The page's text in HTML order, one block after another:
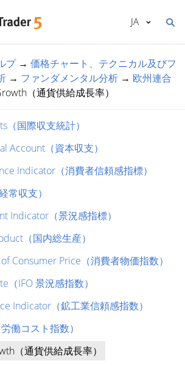
JA
プ→ 価格チャート、テクニカル及びフ
→ ファンダメンタル分析 → 欧州連合
（通貨供給成長率）
（国際収支統計）
Account（資本収支）
Indicator（消費者信頼感指標）
常収支）
Indicator（景況感指標）
（国内総生産）
Consumer Price（消費者物価指数）
（IFO 景況感指数）
Indicator（鉱工業信頼感指数）
働コスト指数）
（通貨供給成長率）